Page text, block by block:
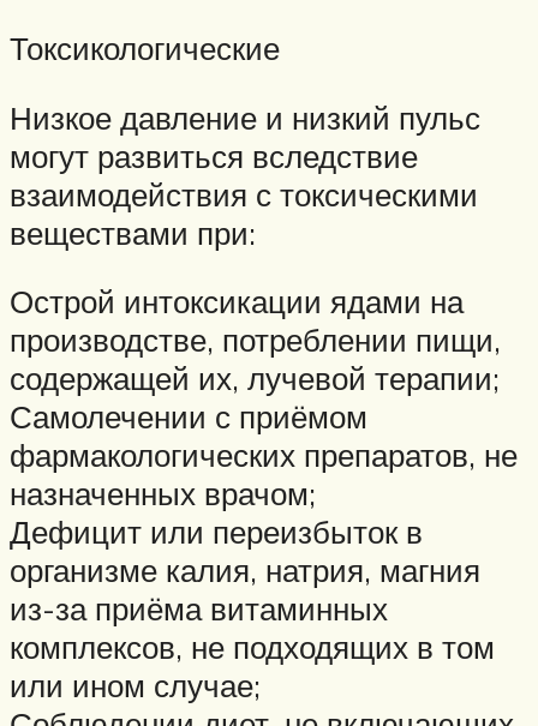
Токсикологические
Низкое давление и низкий пульс
могут развиться вследствие
взаимодействия с токсическими
веществами при:
Острой интоксикации ядами на
производстве, потреблении пищи,
содержащей их, лучевой терапии;
Самолечении с приёмом
фармакологических препаратов, не
назначенных врачом;
Дефицит или переизбыток в
организме калия, натрия, магния
из-за приёма витаминных
комплексов, не подходящих в том
или ином случае;